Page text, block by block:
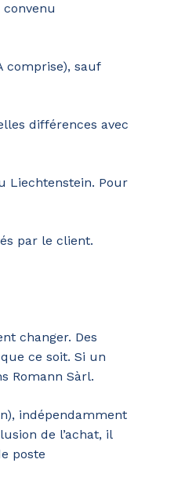
comprise), sauf
différences avec
Liechtenstein. Pour
par le client.
changer. Des
ce soit. Si un
Romann Sàrl.
indépendamment
de l’achat, il
poste